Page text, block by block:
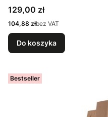
Cena
129,00 zł
Cena
104,88 złbez VAT
Do koszyka
Bestseller